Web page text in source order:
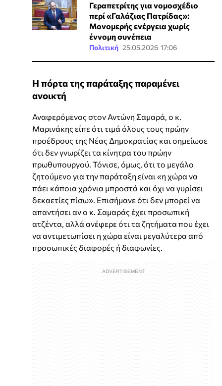
Γεραπετρίτης για νομοσχέδιο
περί «Γαλάζιας Πατρίδας»:
Μονομερής ενέργεια χωρίς
έννομη συνέπεια
Πολιτική 25.05.2026 17:06
Η πόρτα της παράταξης παραμένει
ανοικτή
Αναφερόμενος στον Αντώνη Σαμαρά, ο κ.
Μαρινάκης είπε ότι τιμά όλους τους πρώην
προέδρους της Νέας Δημοκρατίας και σημείωσε
ότι δεν γνωρίζει τα κίνητρα του πρώην
πρωθυπουργού. Τόνισε, όμως, ότι το μεγάλο
ζητούμενο για την παράταξη είναι «η χώρα να
πάει κάποια χρόνια μπροστά και όχι να γυρίσει
δεκαετίες πίσω». Επισήμανε ότι δεν μπορεί να
απαντήσει αν ο κ. Σαμαράς έχει προσωπική
ατζέντα, αλλά ανέφερε ότι τα ζητήματα που έχει
να αντιμετωπίσει η χώρα είναι μεγαλύτερα από
προσωπικές διαφορές ή διαφωνίες.